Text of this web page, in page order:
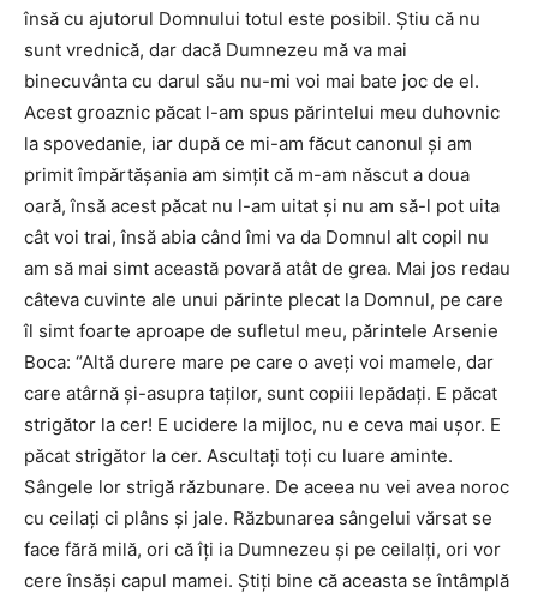
însă cu ajutorul Domnului totul este posibil. Ştiu că nu
sunt vrednică, dar dacă Dumnezeu mă va mai
binecuvânta cu darul său nu-mi voi mai bate joc de el.
Acest groaznic păcat l-am spus părintelui meu duhovnic
la spovedanie, iar după ce mi-am făcut canonul şi am
primit împărtăşania am simţit că m-am născut a doua
oară, însă acest păcat nu l-am uitat şi nu am să-l pot uita
cât voi trai, însă abia când îmi va da Domnul alt copil nu
am să mai simt această povară atât de grea. Mai jos redau
câteva cuvinte ale unui părinte plecat la Domnul, pe care
îl simt foarte aproape de sufletul meu, părintele Arsenie
Boca: “Altă durere mare pe care o aveţi voi mamele, dar
care atârnă şi-asupra taţilor, sunt copiii lepădaţi. E păcat
strigător la cer! E ucidere la mijloc, nu e ceva mai uşor. E
păcat strigător la cer. Ascultaţi toţi cu luare aminte.
Sângele lor strigă răzbunare. De aceea nu vei avea noroc
cu ceilaţi ci plâns şi jale. Răzbunarea sângelui vărsat se
face fără milă, ori că îţi ia Dumnezeu şi pe ceilalţi, ori vor
cere însăşi capul mamei. Ştiţi bine că aceasta se întâmplă